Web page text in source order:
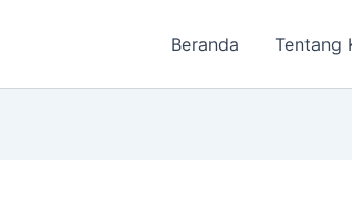
Beranda Tentang